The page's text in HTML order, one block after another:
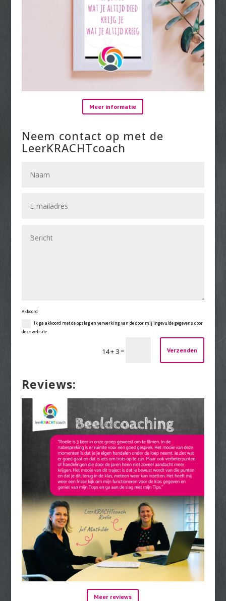
Meer informatie
Neem contact op met de
LeerKRACHTcoach
Akkoord
Ik ga akkoord met de opslag en verwerking van de door mij ingevulde gegevens door
deze website.
14 + 3= Verzenden
Reviews:
Meer reviews